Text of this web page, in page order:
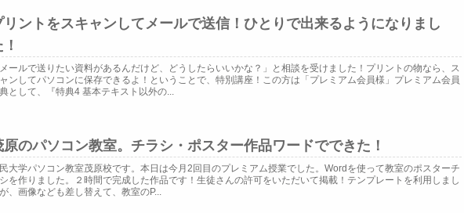
リントをスキャンしてメールで送信！ひとりで出来るようになりまし
メールで送りたい資料があるんだけど、どうしたらいいかな？」と相談を受けました！プリントの物なら、ス
ンしてパソコンに保存できるよ！ということで、特別講座！この方は「プレミアム会員様」プレミアム会員
として、『特典4 基本テキスト以外の...
原のパソコン教室。チラシ・ポスター作品ワードでできた！
大学パソコン教室茂原校です。本日は今月2回目のプレミアム授業でした。Wordを使って教室のポスターチ
を作りました。２時間で完成した作品です！生徒さんの許可をいただいて掲載！テンプレートを利用しまし
、画像なども差し替えて、教室のP...